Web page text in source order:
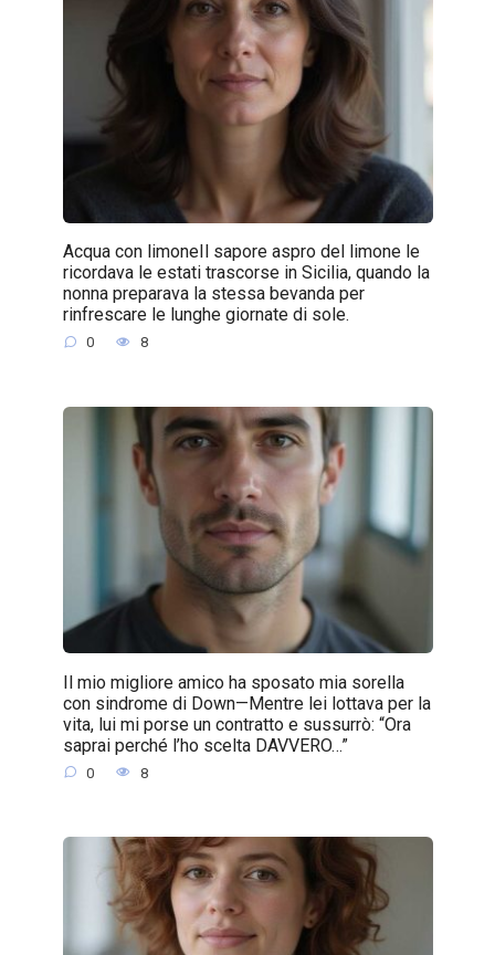
Acqua con limoneIl sapore aspro del limone le
ricordava le estati trascorse in Sicilia, quando la
nonna preparava la stessa bevanda per
rinfrescare le lunghe giornate di sole.
0 8
Il mio migliore amico ha sposato mia sorella
con sindrome di Down—Mentre lei lottava per la
vita, lui mi porse un contratto e sussurrò: “Ora
saprai perché l’ho scelta DAVVERO…”
0 8